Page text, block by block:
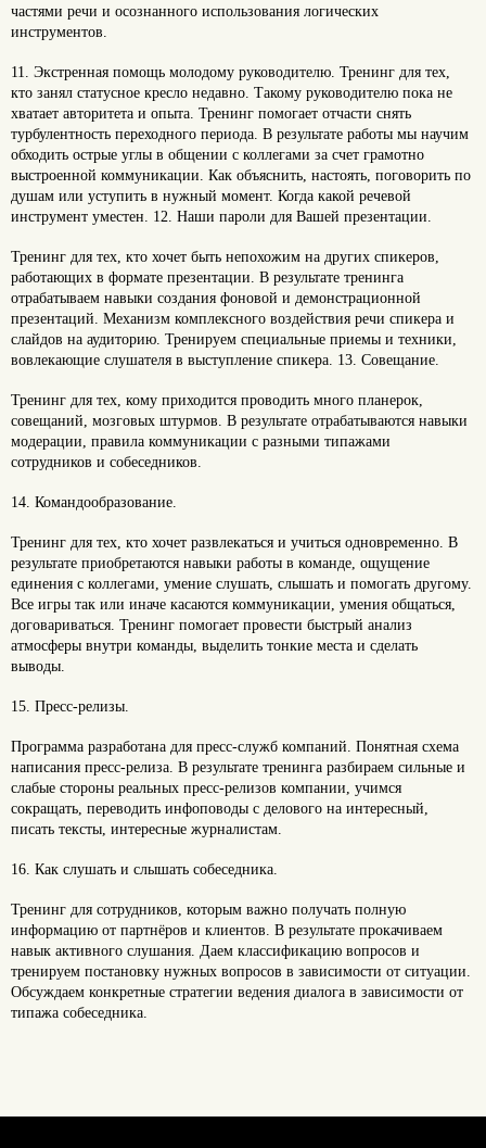
частями речи и осознанного использования логических
инструментов.
11. Экстренная помощь молодому руководителю. Тренинг для тех,
кто занял статусное кресло недавно. Такому руководителю пока не
хватает авторитета и опыта. Тренинг помогает отчасти снять
турбулентность переходного периода. В результате работы мы научим
обходить острые углы в общении с коллегами за счет грамотно
выстроенной коммуникации. Как объяснить, настоять, поговорить по
душам или уступить в нужный момент. Когда какой речевой
инструмент уместен. 12. Наши пароли для Вашей презентации.
Тренинг для тех, кто хочет быть непохожим на других спикеров,
работающих в формате презентации. В результате тренинга
отрабатываем навыки создания фоновой и демонстрационной
презентаций. Механизм комплексного воздействия речи спикера и
слайдов на аудиторию. Тренируем специальные приемы и техники,
вовлекающие слушателя в выступление спикера. 13. Совещание.
Тренинг для тех, кому приходится проводить много планерок,
совещаний, мозговых штурмов. В результате отрабатываются навыки
модерации, правила коммуникации с разными типажами
сотрудников и собеседников.
14. Командообразование.
Тренинг для тех, кто хочет развлекаться и учиться одновременно. В
результате приобретаются навыки работы в команде, ощущение
единения с коллегами, умение слушать, слышать и помогать другому.
Все игры так или иначе касаются коммуникации, умения общаться,
договариваться. Тренинг помогает провести быстрый анализ
атмосферы внутри команды, выделить тонкие места и сделать
выводы.
15. Пресс-релизы.
Программа разработана для пресс-служб компаний. Понятная схема
написания пресс-релиза. В результате тренинга разбираем сильные и
слабые стороны реальных пресс-релизов компании, учимся
сокращать, переводить инфоповоды с делового на интересный,
писать тексты, интересные журналистам.
16. Как слушать и слышать собеседника.
Тренинг для сотрудников, которым важно получать полную
информацию от партнёров и клиентов. В результате прокачиваем
навык активного слушания. Даем классификацию вопросов и
тренируем постановку нужных вопросов в зависимости от ситуации.
Обсуждаем конкретные стратегии ведения диалога в зависимости от
типажа собеседника.